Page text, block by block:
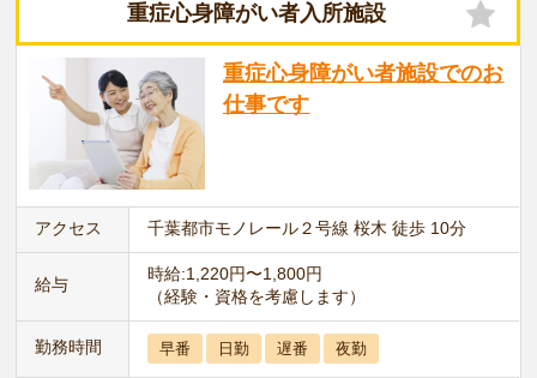
重症心身障がい者入所施設
重症心身障がい者施設でのお
仕事です
アクセス 千葉都市モノレール２号線 桜木 徒歩 10分
給与
時給:1,220円〜1,800円
（経験・資格を考慮します）
勤務時間 早番 日勤 遅番 夜勤